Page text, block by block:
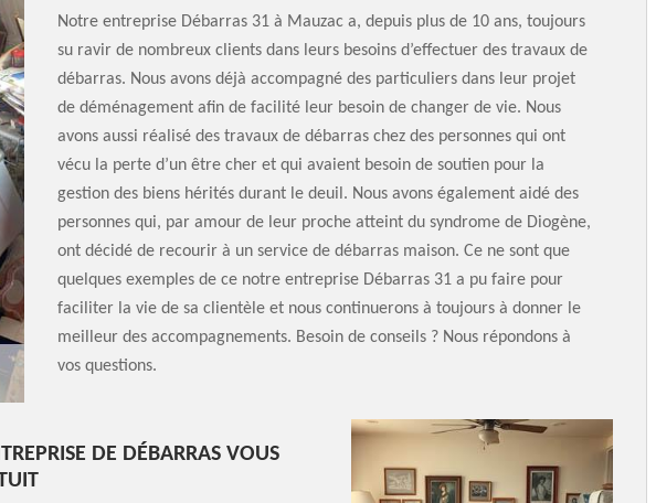
Notre entreprise Débarras 31 à Mauzac a, depuis plus de 10 ans, toujours
su ravir de nombreux clients dans leurs besoins d’effectuer des travaux de
débarras. Nous avons déjà accompagné des particuliers dans leur projet
de déménagement afin de facilité leur besoin de changer de vie. Nous
avons aussi réalisé des travaux de débarras chez des personnes qui ont
vécu la perte d’un être cher et qui avaient besoin de soutien pour la
gestion des biens hérités durant le deuil. Nous avons également aidé des
personnes qui, par amour de leur proche atteint du syndrome de Diogène,
ont décidé de recourir à un service de débarras maison. Ce ne sont que
quelques exemples de ce notre entreprise Débarras 31 a pu faire pour
faciliter la vie de sa clientèle et nous continuerons à toujours à donner le
meilleur des accompagnements. Besoin de conseils ? Nous répondons à
vos questions.
DE DÉBARRAS VOUS